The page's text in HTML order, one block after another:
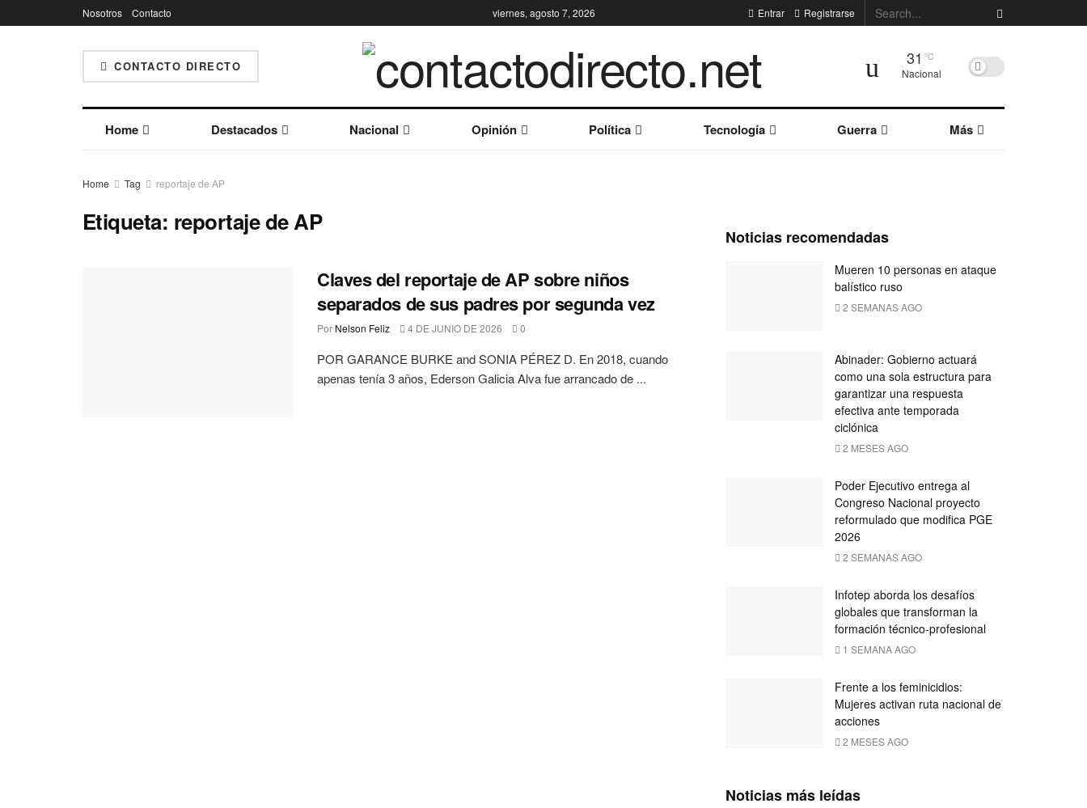
Nosotros Contacto viernes, agosto 7, 2026 Entrar Registrarse
CONTACTO DIRECTO 31 °C
Nacional
Home Destacados Nacional Opinión Política Tecnología Guerra Más
Home Tag reportaje de AP
Etiqueta: reportaje de AP
Claves del reportaje de AP sobre niños
separados de sus padres por segunda vez
Por Nelson Feliz 4 DE JUNIO DE 2026 0
POR GARANCE BURKE and SONIA PÉREZ D. En 2018, cuando
apenas tenía 3 años, Ederson Galicia Alva fue arrancado de ...
Noticias recomendadas
Mueren 10 personas en ataque
balístico ruso
2 SEMANAS AGO
Abinader: Gobierno actuará
como una sola estructura para
garantizar una respuesta
efectiva ante temporada
ciclónica
2 MESES AGO
Poder Ejecutivo entrega al
Congreso Nacional proyecto
reformulado que modifica PGE
2026
2 SEMANAS AGO
Infotep aborda los desafíos
globales que transforman la
formación técnico-profesional
1 SEMANA AGO
Frente a los feminicidios:
Mujeres activan ruta nacional de
acciones
2 MESES AGO
Noticias más leídas